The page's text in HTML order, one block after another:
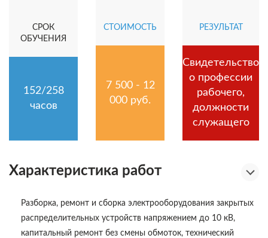
СРОК
ОБУЧЕНИЯ
152/258
часов
СТОИМОСТЬ
7 500 - 12
000 руб.
РЕЗУЛЬТАТ
Свидетельство
о профессии
рабочего,
должности
служащего
Характеристика работ
Разборка, ремонт и сборка электрооборудования закрытых
распределительных устройств напряжением до 10 кВ,
капитальный ремонт без смены обмоток, технический